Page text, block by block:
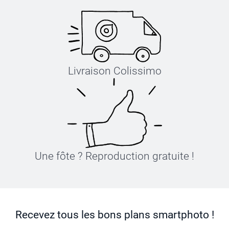
Livraison Colissimo
Une fôte ? Reproduction gratuite !
Recevez tous les bons plans smartphoto !